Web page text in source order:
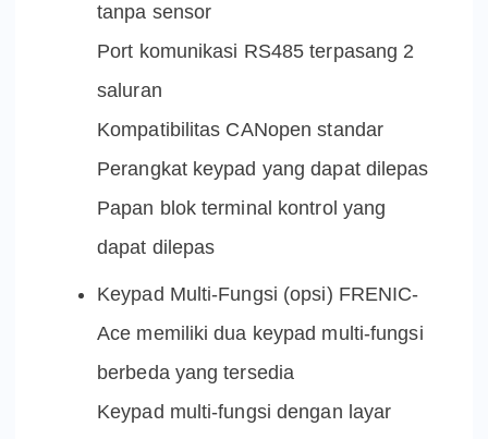
tanpa sensor
Port komunikasi RS485 terpasang 2
saluran
Kompatibilitas CANopen standar
Perangkat keypad yang dapat dilepas
Papan blok terminal kontrol yang
dapat dilepas
Keypad Multi-Fungsi (opsi) FRENIC-
Ace memiliki dua keypad multi-fungsi
berbeda yang tersedia
Keypad multi-fungsi dengan layar